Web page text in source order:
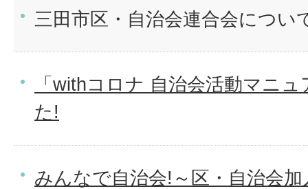
三田市区・自治会連合会につい
「withコロナ 自治会活動マニ
た!
みんなで自治会!～区・自治会